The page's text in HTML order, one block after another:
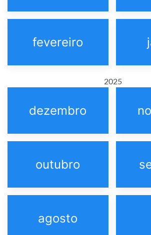
fevereiro
2025
dezembro
outubro
agosto